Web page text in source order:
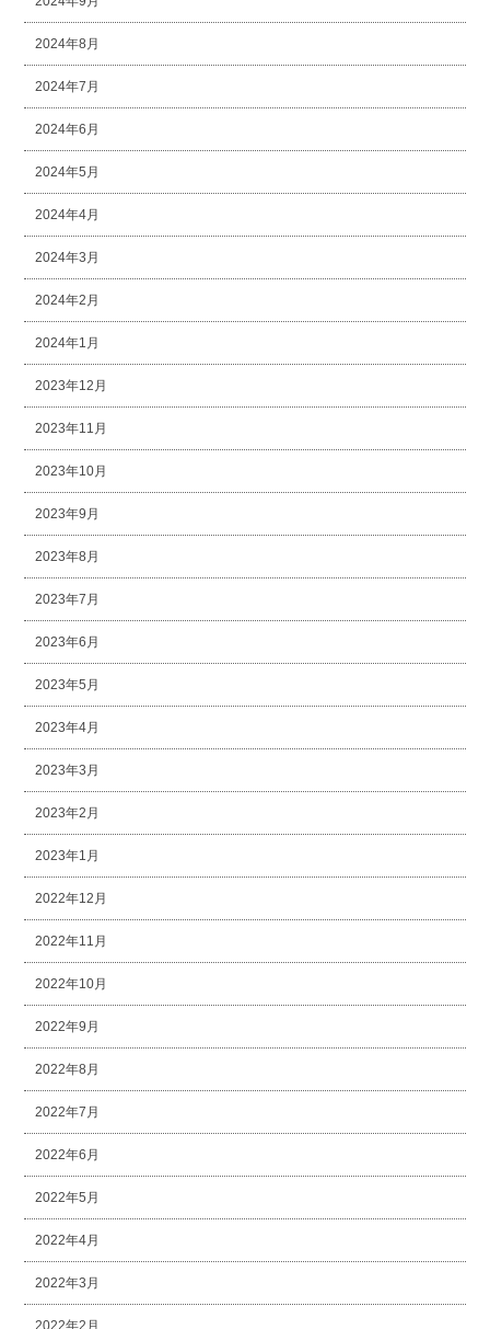
2024年8月
2024年7月
2024年6月
2024年5月
2024年4月
2024年3月
2024年2月
2024年1月
2023年12月
2023年11月
2023年10月
2023年9月
2023年8月
2023年7月
2023年6月
2023年5月
2023年4月
2023年3月
2023年2月
2023年1月
2022年12月
2022年11月
2022年10月
2022年9月
2022年8月
2022年7月
2022年6月
2022年5月
2022年4月
2022年3月
2022年2月